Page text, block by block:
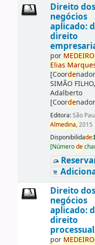
Direito dos
negócios
aplicado:
direito
por MEDE
Elias
[Coorde
SIMÃO FILHO,
Adalberto
[Coorde
Editora:São
Almedina,2015
Disponibilidade:
[Númerode
Direito dos
negócios
aplicado:
direito
por MEDE